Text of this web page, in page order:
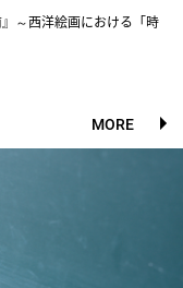
～西洋絵画における「時
MORE